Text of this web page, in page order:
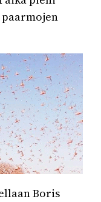
Boris